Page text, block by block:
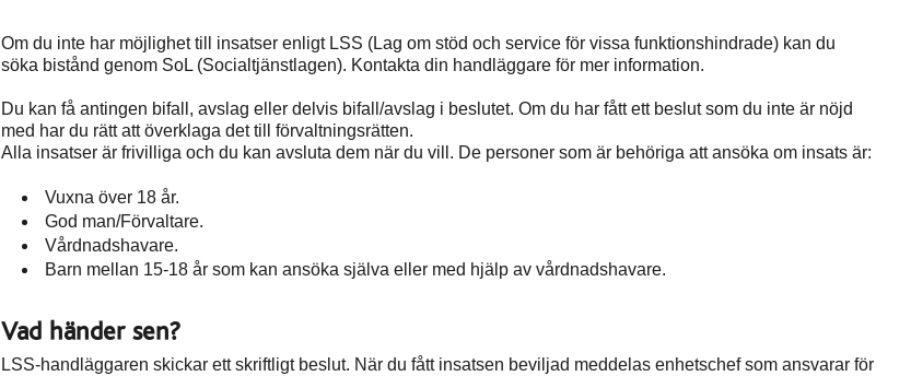
Om du inte har möjlighet till insatser enligt LSS (Lag om stöd och service för vissa funktionshindrade) kan du
söka bistånd genom SoL (Socialtjänstlagen). Kontakta din handläggare för mer information.
Du kan få antingen bifall, avslag eller delvis bifall/avslag i beslutet. Om du har fått ett beslut som du inte är nöjd
med har du rätt att överklaga det till förvaltningsrätten.
Alla insatser är frivilliga och du kan avsluta dem när du vill. De personer som är behöriga att ansöka om insats är:
Vuxna över 18 år.
God man/Förvaltare.
Vårdnadshavare.
Barn mellan 15-18 år som kan ansöka själva eller med hjälp av vårdnadshavare.
Vad händer sen?
LSS-handläggaren skickar ett skriftligt beslut. När du fått insatsen beviljad meddelas enhetschef som ansvarar för